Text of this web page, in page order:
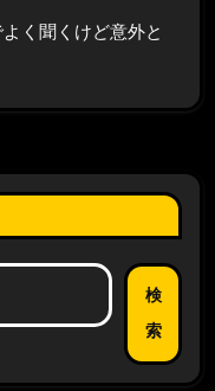
検
索